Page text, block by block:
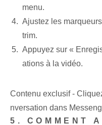
menu.
Ajustez les
trim.
Appuyez sur «
ations à la vidéo.
Contenu exclusif -
nversation dans
5. COMMENT